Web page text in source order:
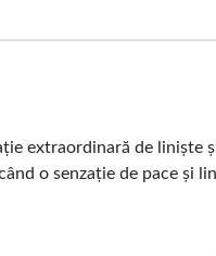
extraordinară de liniște
o senzație de pace și